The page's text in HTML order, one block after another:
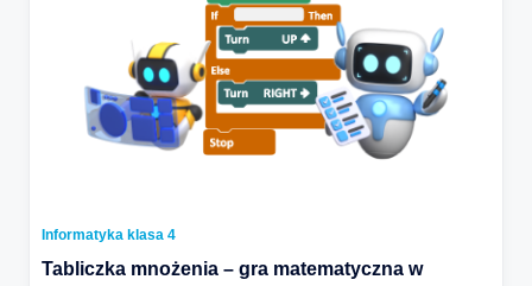
Informatyka klasa 4
Tabliczka mnożenia – gra matematyczna w